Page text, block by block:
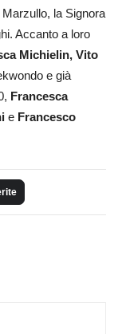
la Signora
Accanto a loro
Michielin, Vito
e già
Francesca
e Francesco